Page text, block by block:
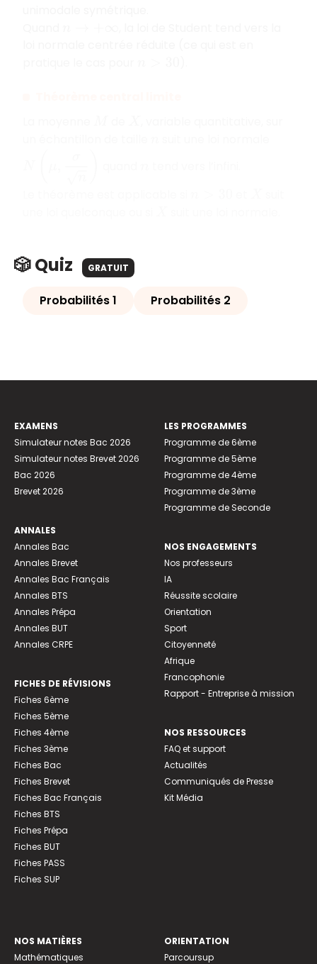
🎲 Quiz GRATUIT
Probabilités 1 Probabilités 2
EXAMENS
Simulateur notes Bac 2026
Simulateur notes Brevet 2026
Bac 2026
Brevet 2026
ANNALES
Annales Bac
Annales Brevet
Annales Bac Français
Annales BTS
Annales Prépa
Annales BUT
Annales CRPE
FICHES DE RÉVISIONS
Fiches 6ème
Fiches 5ème
Fiches 4ème
Fiches 3ème
Fiches Bac
Fiches Brevet
Fiches Bac Français
Fiches BTS
Fiches Prépa
Fiches BUT
Fiches PASS
Fiches SUP
LES PROGRAMMES
Programme de 6ème
Programme de 5ème
Programme de 4ème
Programme de 3ème
Programme de Seconde
NOS ENGAGEMENTS
Nos professeurs
IA
Réussite scolaire
Orientation
Sport
Citoyenneté
Afrique
Francophonie
Rapport - Entreprise à mission
NOS RESSOURCES
FAQ et support
Actualités
Communiqués de Presse
Kit Média
NOS MATIÈRES
Mathématiques
ORIENTATION
Parcoursup